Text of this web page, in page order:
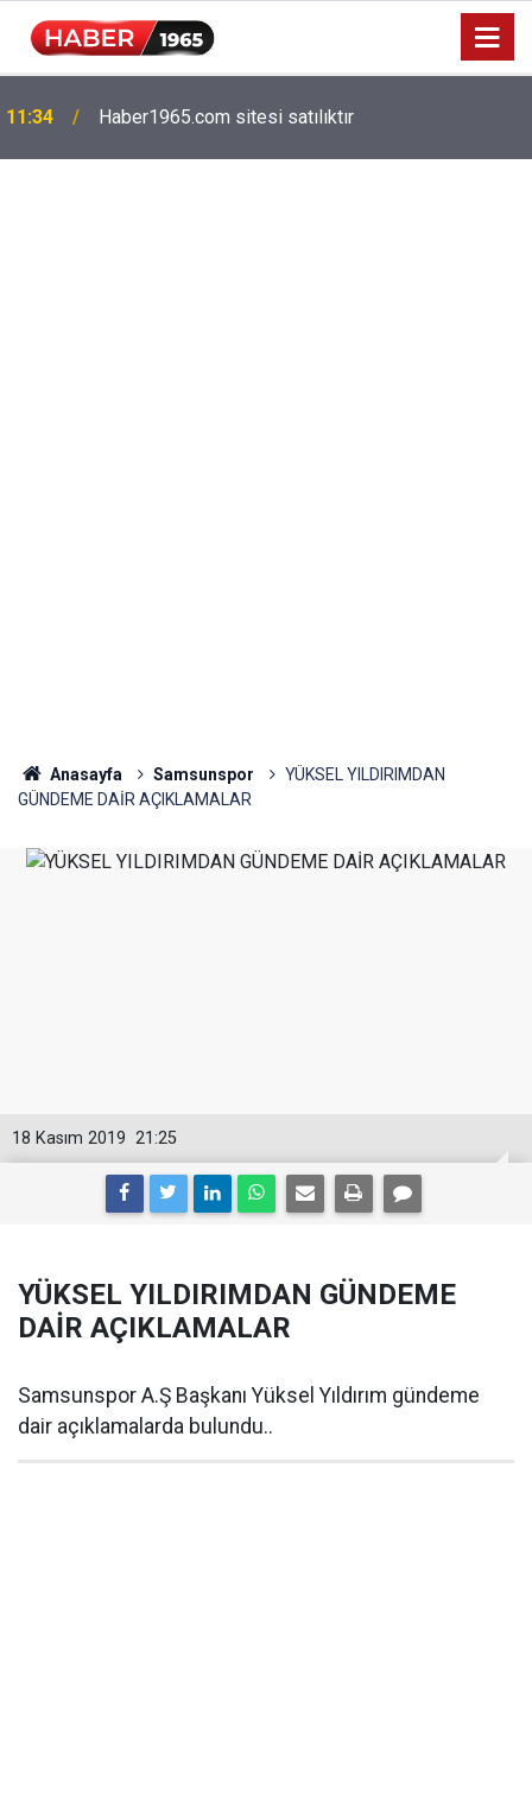
15:52
hesaplarda
Anasayfa Samsunspor
YÜKSEL YILDIRIMDAN
GÜNDEME DAİR AÇIKLAMALAR
21:25
18 Kasım 2019
YÜKSEL YILDIRIMDAN GÜNDEME
DAİR AÇIKLAMALAR
Samsunspor A.Ş Başkanı Yüksel Yıldırım gündeme
dair açıklamalarda bulundu..